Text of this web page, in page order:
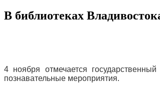
В библиотеках
4 ноября отмечается
познавательные мероприятия.